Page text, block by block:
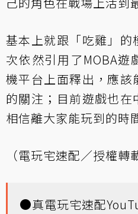
基本上就跟「吃雞」
次依然引用了MOBA
機平台上面釋出，應
的關注；目前遊戲也在
相信離大家能玩到的時
（電玩宅速配／授權轉
●真電玩宅速配